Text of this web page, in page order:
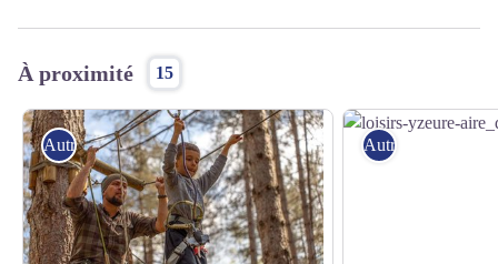
À proximité 15
Autres sites recommandés Autres sites